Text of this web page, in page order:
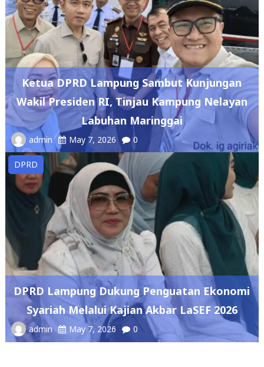
Ketua DPRD Lampung Sambut Kunjungan
Wakil Presiden RI, Tinjau Kampung Nelayan
Labuhan Maringgai
admin May 7, 2026 0
DPRD
DPRD Lampung Dukung Penguatan Ekonomi
Syariah Melalui Kajian Akbar LaSEF 2026
admin May 7, 2026 0